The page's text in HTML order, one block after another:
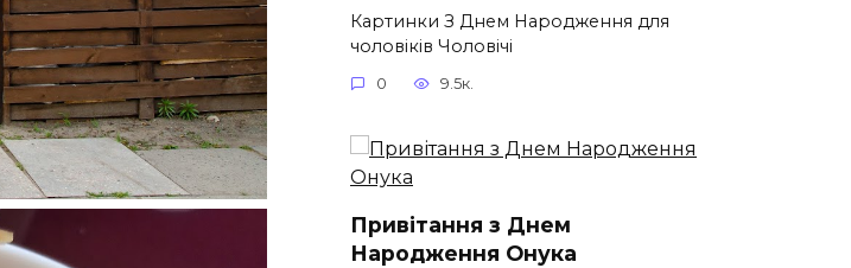
Картинки З Днем Народження для
чоловіків​ Чоловічі
0 9.5к.
Привітання з Днем
Народження Онука